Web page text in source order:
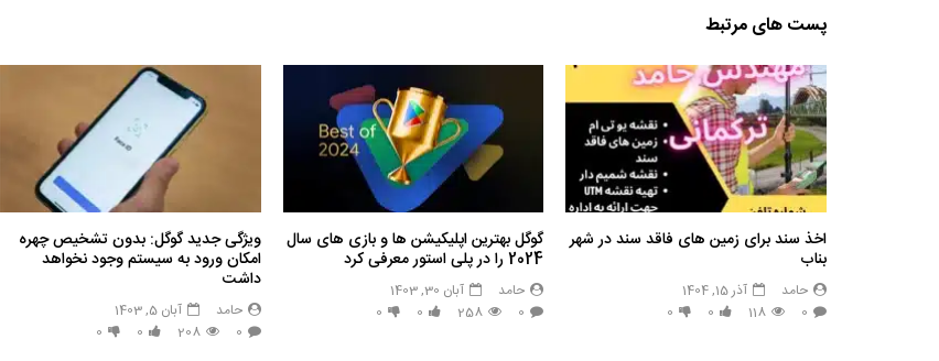
پست های مرتبط
اخذ سند برای زمین های فاقد سند در شهر
بناب
حامد
آذر 15, 1404
0
118
0
0
گوگل بهترین اپلیکیشن ها و بازی های سال
2024 را در پلی استور معرفی کرد
حامد
آبان 30, 1403
0
258
0
0
ویژگی جدید گوگل: بدون تشخیص چهره
امکان ورود به سیستم وجود نخواهد
داشت
حامد
آبان 5, 1403
0
208
0
0